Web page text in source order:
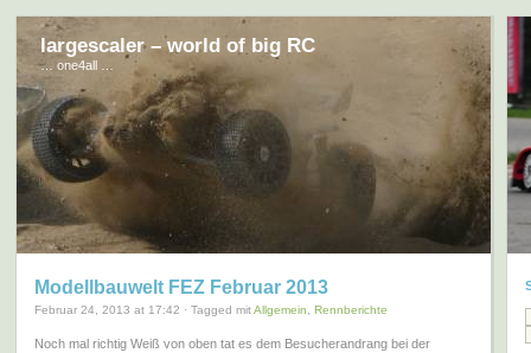
largescaler – world of big RC
… one4all …
Modellbauwelt FEZ Februar 2013
Februar 24, 2013 at 17:42 · Tagged mitAllgemein Rennberichte
Noch mal richtig Weiß von oben tat es dem Besucherandrang bei der